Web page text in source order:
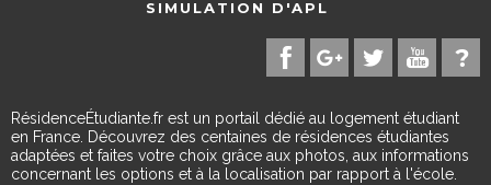
SIMULATION D'APL
RésidenceÉtudiante.fr est un portail dédié au logement étudiant
en France. Découvrez des centaines de résidences étudiantes
adaptées et faites votre choix grâce aux photos, aux informations
concernant les options et à la localisation par rapport à l'école.